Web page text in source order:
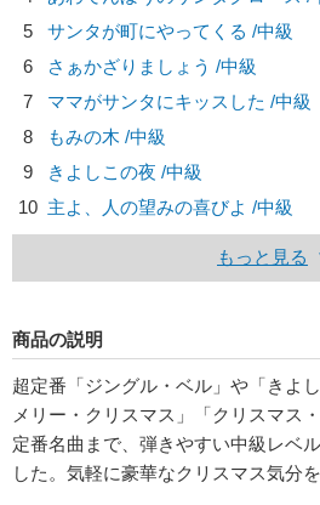
5
サンタが町にやってくる /中級
6
さぁかざりましょう /中級
7
ママがサンタにキッスした /中級
8
もみの木 /中級
9
きよしこの夜 /中級
10 主よ、人の望みの喜びよ /中級
もっと見る
商品の説明
超定番「ジングル・ベル」や「きよ
メリー・クリスマス」「クリスマス
定番名曲まで、弾きやすい中級レベ
した。気軽に豪華なクリスマス気分